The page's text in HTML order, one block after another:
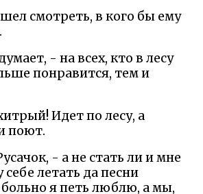
смотреть, в кого бы ему
- на всех, кто в лесу
понравится, тем и
Идет по лесу, а
поют.
- а не стать ли и мне
летать да песни
я петь люблю, а мы,